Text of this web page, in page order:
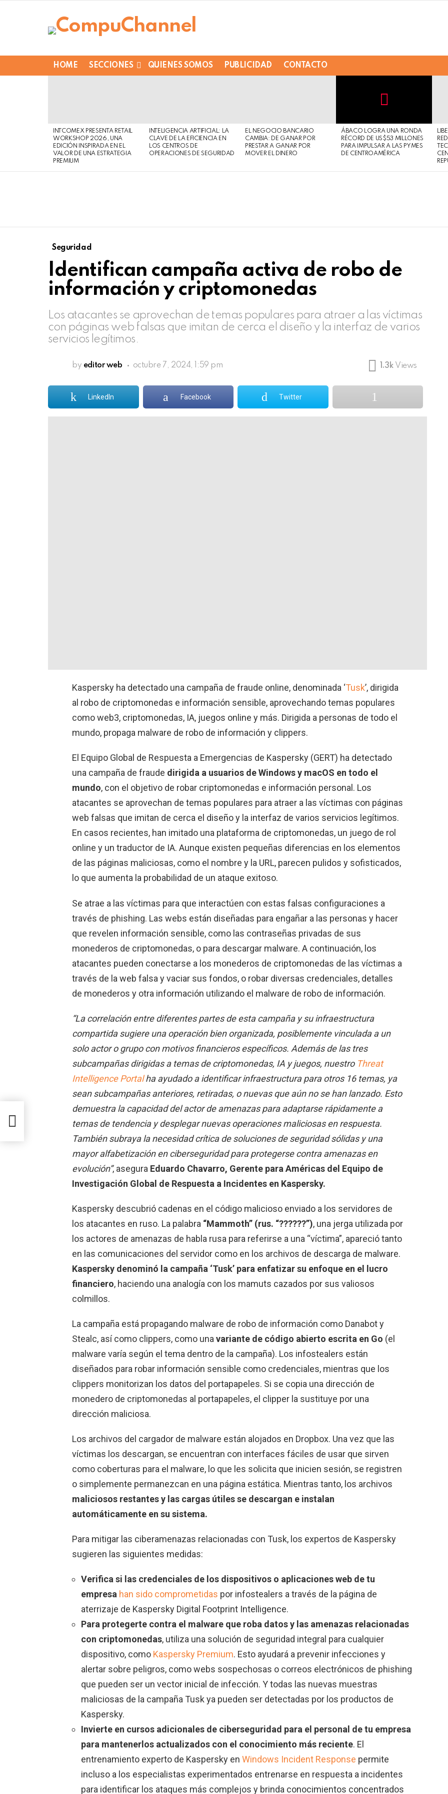
HOME SECCIONES QUIENES SOMOS PUBLICIDAD CONTACTO
INTCOMEX PRESENTA RETAIL
WORKSHOP 2026, UNA
EDICIÓN INSPIRADA EN EL
VALOR DE UNA ESTRATEGIA
PREMIUM
INTELIGENCIA ARTIFICIAL: LA
CLAVE DE LA EFICIENCIA EN
LOS CENTROS DE
OPERACIONES DE SEGURIDAD
EL NEGOCIO BANCARIO
CAMBIA: DE GANAR POR
PRESTAR A GANAR POR
MOVER EL DINERO
Safe
For
Work
view
this
post
ÁBACO LOGRA UNA RONDA
RÉCORD DE US$53 MILLONES
PARA IMPULSAR A LAS PYMES
DE CENTROAMÉRICA
Seguridad
Identifican campaña activa de robo de
información y criptomonedas
Los atacantes se aprovechan de temas populares para atraer a las víctimas
con páginas web falsas que imitan de cerca el diseño y la interfaz de varios
servicios legítimos.
by editor web octubre 7, 2024, 1:59 pm 1.3k Views
LinkedIn Facebook Twitter
Kaspersky ha detectado una campaña de fraude online, denominada ‘Tusk’, dirigida
al robo de criptomonedas e información sensible, aprovechando temas populares
como web3, criptomonedas, IA, juegos online y más. Dirigida a personas de todo el
mundo, propaga malware de robo de información y clippers.
El Equipo Global de Respuesta a Emergencias de Kaspersky (GERT) ha detectado
una campaña de fraude dirigida a usuarios de Windows y macOS en todo el
mundo, con el objetivo de robar criptomonedas e información personal. Los
atacantes se aprovechan de temas populares para atraer a las víctimas con páginas
web falsas que imitan de cerca el diseño y la interfaz de varios servicios legítimos.
En casos recientes, han imitado una plataforma de criptomonedas, un juego de rol
online y un traductor de IA. Aunque existen pequeñas diferencias en los elementos
de las páginas maliciosas, como el nombre y la URL, parecen pulidos y sofisticados,
lo que aumenta la probabilidad de un ataque exitoso.
Se atrae a las víctimas para que interactúen con estas falsas configuraciones a
través de phishing. Las webs están diseñadas para engañar a las personas y hacer
que revelen información sensible, como las contraseñas privadas de sus
monederos de criptomonedas, o para descargar malware. A continuación, los
atacantes pueden conectarse a los monederos de criptomonedas de las víctimas a
través de la web falsa y vaciar sus fondos, o robar diversas credenciales, detalles
de monederos y otra información utilizando el malware de robo de información.
“La correlación entre diferentes partes de esta campaña y su infraestructura
compartida sugiere una operación bien organizada, posiblemente vinculada a un
solo actor o grupo con motivos financieros específicos. Además de las tres
subcampañas dirigidas a temas de criptomonedas, IA y juegos, nuestro Threat
Intelligence Portalha ayudado a identificar infraestructura para otros 16 temas, ya
sean subcampañas anteriores, retiradas, o nuevas que aún no se han lanzado. Esto
demuestra la capacidad del actor de amenazas para adaptarse rápidamente a
temas de tendencia y desplegar nuevas operaciones maliciosas en respuesta.
También subraya la necesidad crítica de soluciones de seguridad sólidas y una
mayor alfabetización en ciberseguridad para protegerse contra amenazas en
evolución”, asegura Eduardo Chavarro, Gerente para Américas del Equipo de
Investigación Global de Respuesta a Incidentes en Kaspersky.
Kaspersky descubrió cadenas en el código malicioso enviado a los servidores de
los atacantes en ruso. La palabra “Mammoth” (rus. “??????”), una jerga utilizada por
los actores de amenazas de habla rusa para referirse a una “víctima”, apareció tanto
en las comunicaciones del servidor como en los archivos de descarga de malware.
Kaspersky denominó la campaña ‘Tusk’ para enfatizar su enfoque en el lucro
financiero, haciendo una analogía con los mamuts cazados por sus valiosos
colmillos.
La campaña está propagando malware de robo de información como Danabot y
Stealc, así como clippers, como una variante de código abierto escrita en Go (el
malware varía según el tema dentro de la campaña). Los infostealers están
diseñados para robar información sensible como credenciales, mientras que los
clippers monitorizan los datos del portapapeles. Si se copia una dirección de
monedero de criptomonedas al portapapeles, el clipper la sustituye por una
dirección maliciosa.
Los archivos del cargador de malware están alojados en Dropbox. Una vez que las
víctimas los descargan, se encuentran con interfaces fáciles de usar que sirven
como coberturas para el malware, lo que les solicita que inicien sesión, se registren
o simplemente permanezcan en una página estática. Mientras tanto, los archivos
maliciosos restantes y las cargas útiles se descargan e instalan
automáticamente en su sistema.
Para mitigar las ciberamenazas relacionadas con Tusk, los expertos de Kaspersky
sugieren las siguientes medidas:
Verifica si las credenciales de los dispositivos o aplicaciones web de tu
empresa han sido comprometidas por infostealers a través de la página de
aterrizaje de Kaspersky Digital Footprint Intelligence.
Para protegerte contra el malware que roba datos y las amenazas relacionadas
con criptomonedas, utiliza una solución de seguridad integral para cualquier
dispositivo, como Kaspersky Premium. Esto ayudará a prevenir infecciones y
alertar sobre peligros, como webs sospechosas o correos electrónicos de phishing
que pueden ser un vector inicial de infección. Y todas las nuevas muestras
maliciosas de la campaña Tusk ya pueden ser detectadas por los productos de
Kaspersky.
Invierte en cursos adicionales de ciberseguridad para el personal de tu empresa
para mantenerlos actualizados con el conocimiento más reciente. El
entrenamiento experto de Kaspersky en Windows Incident Response permite
incluso a los especialistas experimentados entrenarse en respuesta a incidentes
para identificar los ataques más complejos y brinda conocimientos concentrados